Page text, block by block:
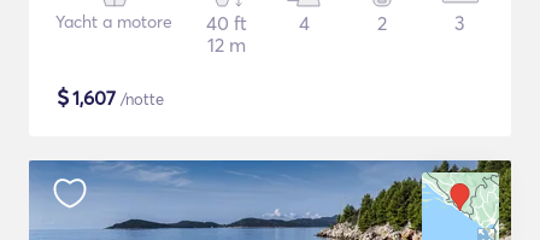
Yacht a motore
40 ft
12 m
4 2 3
$1,607 /notte